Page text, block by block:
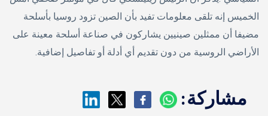
الخميس إنه تلقى معلومات تفيد بأن الصين تزود روسيا بأسلحة
مضيفا أن ممثلين صينيين يشاركون في صناعة أسلحة معينة على
الأراضي الروسية من دون تقديم أي أدلة أو تفاصيل إضافية.
مشاركة: